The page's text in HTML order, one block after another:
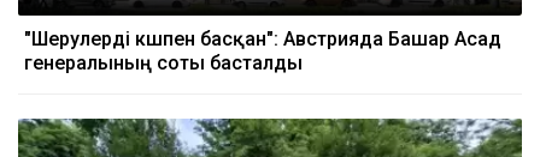
"Шерулерді күшпен басқан": Австрияда Башар Асад
генералының соты басталды